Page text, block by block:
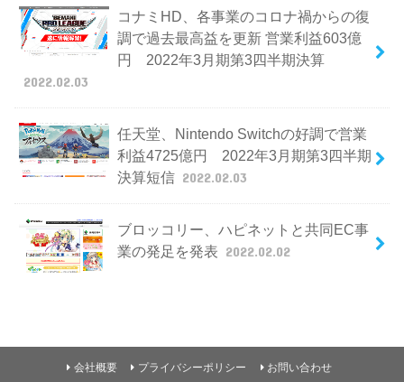
コナミHD、各事業のコロナ禍からの復
調で過去最高益を更新 営業利益603億
円 2022年3月期第3四半期決算
2022.02.03
任天堂、Nintendo Switchの好調で営業
利益4725億円 2022年3月期第3四半期
決算短信 2022.02.03
ブロッコリー、ハピネットと共同EC事
業の発足を発表 2022.02.02
会社概要 プライバシーポリシー お問い合わせ